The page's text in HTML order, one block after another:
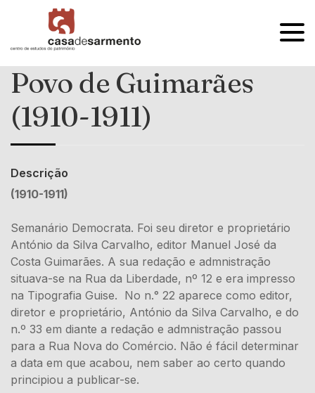
OPEN
Povo de Guimarães
(1910-1911)
Descrição
(1910-1911)
Semanário Democrata. Foi seu diretor e proprietário
António da Silva Carvalho, editor Manuel José da
Costa Guimarães. A sua redação e admnistração
situava-se na Rua da Liberdade, nº 12 e era impresso
na Tipografia Guise. No n.° 22 aparece como editor,
diretor e proprietário, António da Silva Carvalho, e do
n.º 33 em diante a redação e admnistração passou
para a Rua Nova do Comércio. Não é fácil determinar
a data em que acabou, nem saber ao certo quando
principiou a publicar-se.